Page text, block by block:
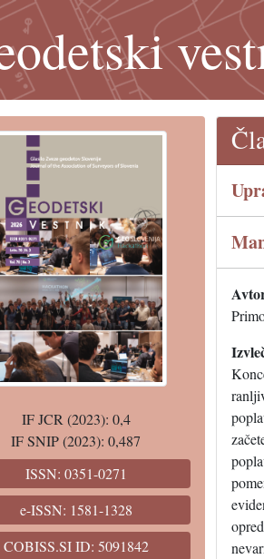
IF JCR (2023): 0,4
IF SNIP (2023): 0,487
ISSN: 0351-0271
e-ISSN: 1581-1328
COBISS.SI ID: 5091842